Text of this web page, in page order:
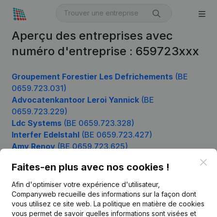
Aperçu des entreprises avec
numéro d'entreprise : 659723xxx
Groupement Forestier Les Defrichements (BE
0659.723.031)
Advocatenkantoor Leroi Yannick (BE
0659.723.229)
Ldc Systems (BE 0659.723.328)
Interfer Edelstahl (BE 0659.723.427)
Amv Renov(BE 0659.723.625)
Faites-en plus avec nos cookies !
Afin d'optimiser votre expérience d'utilisateur,
Companyweb recueille des informations sur la façon dont
vous utilisez ce site web. La politique en matière de cookies
vous permet de savoir quelles informations sont visées et
Produit
Informations d’entreprise